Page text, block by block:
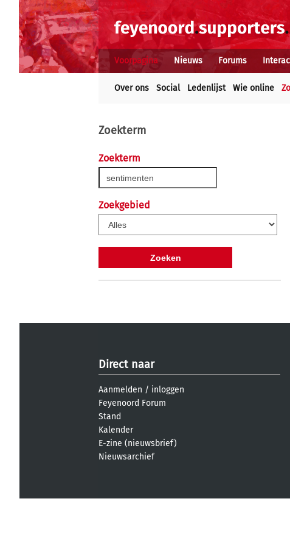
Voorpagina Nieuws Forums
Over ons Social Ledenlijst Wie online
Zoekterm
Zoekterm
Zoekgebied
Direct naar
Aanmelden / inloggen
Feyenoord Forum
Stand
Kalender
E-zine (nieuwsbrief)
Nieuwsarchief